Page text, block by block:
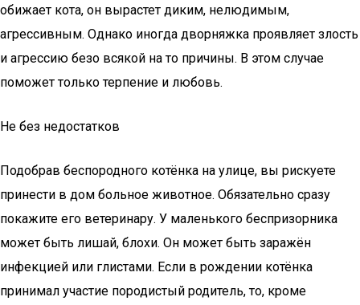
обижает кота, он вырастет диким, нелюдимым,
агрессивным. Однако иногда дворняжка проявляет злость
и агрессию безо всякой на то причины. В этом случае
поможет только терпение и любовь.
Не без недостатков
Подобрав беспородного котёнка на улице, вы рискуете
принести в дом больное животное. Обязательно сразу
покажите его ветеринару. У маленького беспризорника
может быть лишай, блохи. Он может быть заражён
инфекцией или глистами. Если в рождении котёнка
принимал участие породистый родитель, то, кроме